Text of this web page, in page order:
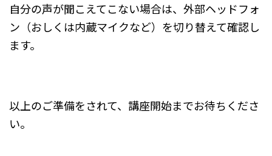
自分の声が聞こえてこない場合は、外部ヘッドフォ
ン（おしくは内蔵マイクなど）を切り替えて確認し
ます。
以上のご準備をされて、講座開始までお待ちくださ
い。